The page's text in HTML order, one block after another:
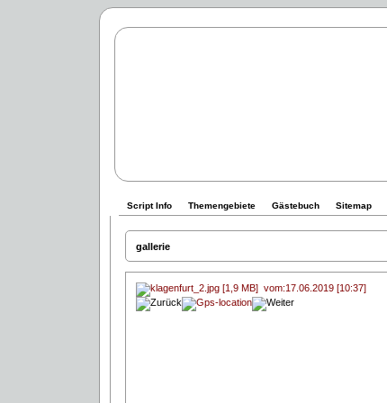
Script Info Themengebiete Gästebuch Sitemap
gallerie